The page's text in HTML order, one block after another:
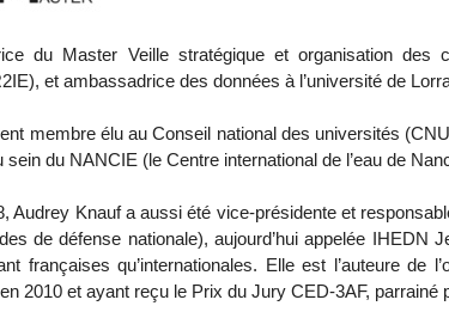
du Master Veille stratégique et organisation des
et ambassadrice des données à l’université de
membre élu au Conseil national des universités
sein du NANCIE (le Centre international de l’eau de
Audrey Knauf a aussi été vice-présidente et
de défense nationale), aujourd’hui appelée
françaises qu’internationales. Elle est l’auteure
2010 et ayant reçu le Prix du Jury CED-3AF, parrainé